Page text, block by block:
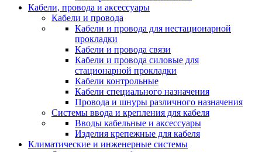
Кабели, провода и аксессуары
Кабели и провода
Кабели и провода для нестационарной
прокладки
Кабели и провода связи
Кабели и провода силовые для
стационарной прокладки
Кабели контрольные
Кабели специального назначения
Провода и шнуры различного назначения
Системы ввода и крепления для кабеля
Вводы кабельные и аксессуары
Изделия крепежные для кабеля
Климатические и инженерные системы